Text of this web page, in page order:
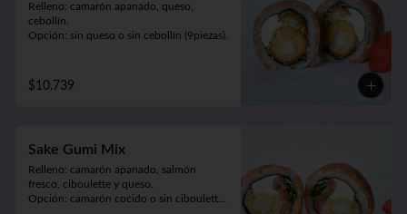
Relleno: camarón apanado, queso,
cebollín.
Opción: sin queso o sin cebollín (9piezas).
$10.739
Sake Gumi Mix
Relleno: camarón apanado, salmón
fresco, ciboulette y queso.
Opción: camarón cocido o sin ciboulette